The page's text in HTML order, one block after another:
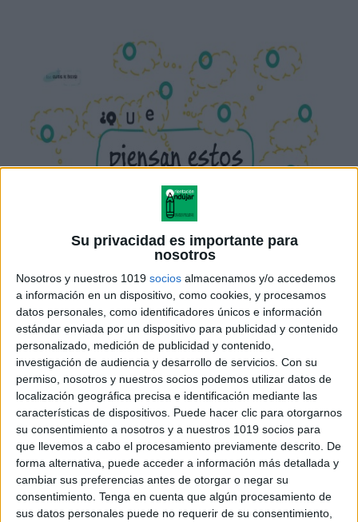
Su privacidad es importante para
nosotros
Nosotros y nuestros 1019 socios almacenamos y/o accedemos
a información en un dispositivo, como cookies, y procesamos
datos personales, como identificadores únicos e información
estándar enviada por un dispositivo para publicidad y contenido
personalizado, medición de publicidad y contenido,
investigación de audiencia y desarrollo de servicios. Con su
permiso, nosotros y nuestros socios podemos utilizar datos de
localización geográfica precisa e identificación mediante las
características de dispositivos. Puede hacer clic para otorgarnos
su consentimiento a nosotros y a nuestros 1019 socios para
que llevemos a cabo el procesamiento previamente descrito. De
forma alternativa, puede acceder a información más detallada y
cambiar sus preferencias antes de otorgar o negar su
consentimiento. Tenga en cuenta que algún procesamiento de
sus datos personales puede no requerir de su consentimiento,